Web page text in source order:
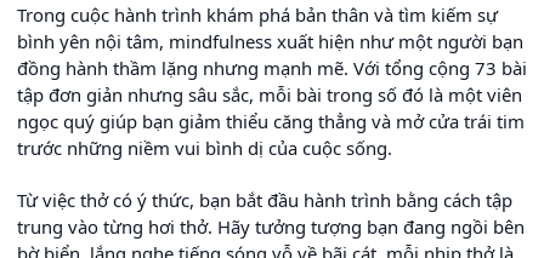
Trong cuộc hành trình khám phá bản thân và tìm kiếm sự
bình yên nội tâm, mindfulness xuất hiện như một người bạn
đồng hành thầm lặng nhưng mạnh mẽ. Với tổng cộng 73 bài
tập đơn giản nhưng sâu sắc, mỗi bài trong số đó là một viên
ngọc quý giúp bạn giảm thiểu căng thẳng và mở cửa trái tim
trước những niềm vui bình dị của cuộc sống.
Từ việc thở có ý thức, bạn bắt đầu hành trình bằng cách tập
trung vào từng hơi thở. Hãy tưởng tượng bạn đang ngồi bên
bờ biển, lắng nghe tiếng sóng vỗ về bãi cát, mỗi nhịp thở là